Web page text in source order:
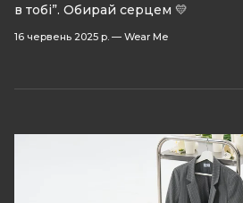
в тобі”. Обирай серцем 💛
16 червень 2025 р. — Wear Me